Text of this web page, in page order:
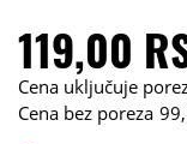
119,00
Cena uključuje
Cena bez poreza